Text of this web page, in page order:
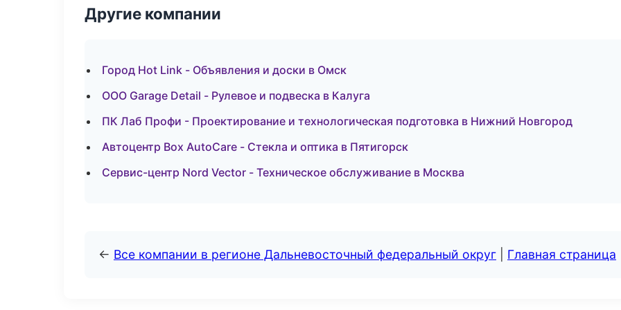
Другие компании
Город Hot Link - Объявления и доски в Омск
ООО Garage Detail - Рулевое и подвеска в Калуга
ПК Лаб Профи - Проектирование и технологическая подготовка в Нижний Новгород
Автоцентр Box AutoCare - Стекла и оптика в Пятигорск
Сервис-центр Nord Vector - Техническое обслуживание в Москва
← Все компании в регионе Дальневосточный федеральный округ Главная страница